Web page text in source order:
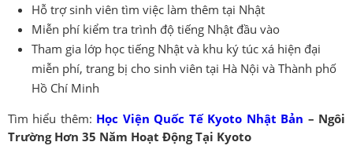
Hỗ trợ sinh viên tìm việc làm thêm tại Nhật
Miễn phí kiểm tra trình độ tiếng Nhật đầu vào
Tham gia lớp học tiếng Nhật và khu ký túc xá hiện đại
miễn phí, trang bị cho sinh viên tại Hà Nội và Thành phố
Hồ Chí Minh
Tìm hiểu thêm: Học Viện Quốc Tế Kyoto Nhật Bản – Ngôi
Trường Hơn 35 Năm Hoạt Động Tại Kyoto